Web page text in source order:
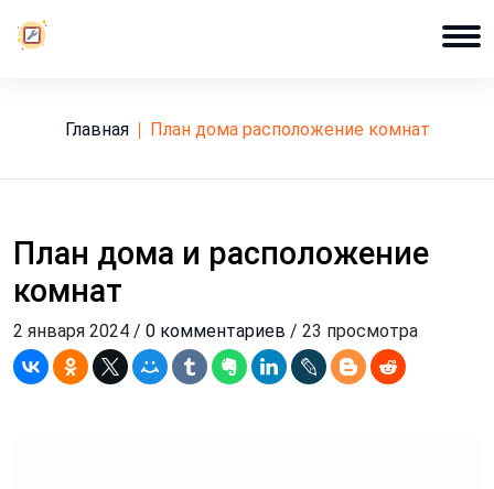
Главная план дома расположение комнат
План дома и расположение
комнат
2 января 2024 / 0 комментариев / 23 просмотра